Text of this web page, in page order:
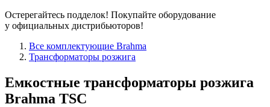
Остерегайтесь подделок! Покупайте оборудование
у официальных дистрибьюторов!
Все комплектующие Brahma
Трансформаторы розжига
Емкостные трансформаторы розжига
Brahma TSC